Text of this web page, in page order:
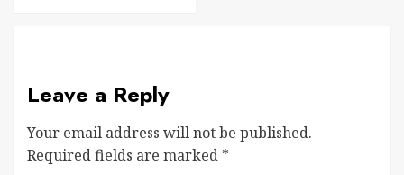
Leave a Reply
Your email address will not be published.
Required fields are marked *